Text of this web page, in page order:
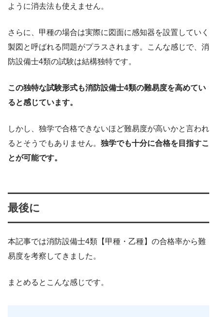
ように消去法も使えません。
さらに、甲種の場合は実際に図面に感知器を設置していく
製図と呼ばれる問題がプラスされます。こんな感じで、消
防設備士4類の試験は結構独特です。
この独特な試験形式も消防設備士4類の難易度を高めてい
ると感じています。
しかし、独学で合格できないほど難易度が高いかと言われ
るとそうでもありません。 独学でも十分に合格を目指すこ
とが可能です。
最後に
本記事では消防設備士4類【甲種・乙種】の合格率から難
易度を考察してきました。
まとめるとこんな感じです。